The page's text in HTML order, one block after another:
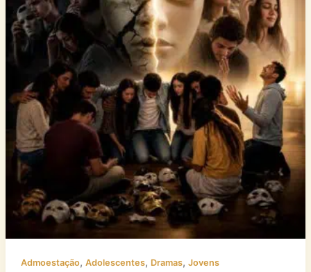
Admoestação, Adolescentes, Dramas, Jovens